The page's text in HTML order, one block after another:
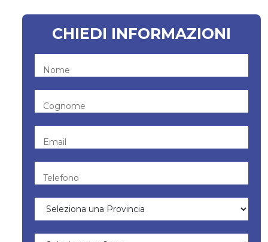
CHIEDI INFORMAZIONI
Nome
Cognome
Email
Telefono